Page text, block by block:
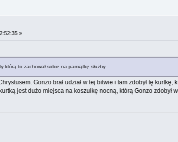
»
to zachował sobie na pamiątkę służby.
Gonzo brał udział w tej bitwie i tam zdobył tę
jest dużo miejsca na koszulkę nocną, którą Gonzo zdobył